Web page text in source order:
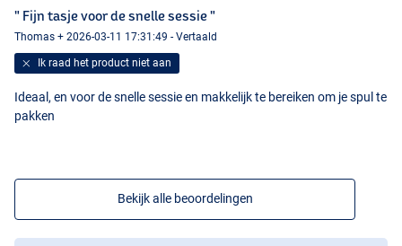
" Fijn tasje voor de snelle sessie "
Thomas + 2026-03-11 17:31:49 - Vertaald
Ik raad het product niet aan
Ideaal, en voor de snelle sessie en makkelijk te bereiken om je spul te
pakken
Bekijk alle beoordelingen